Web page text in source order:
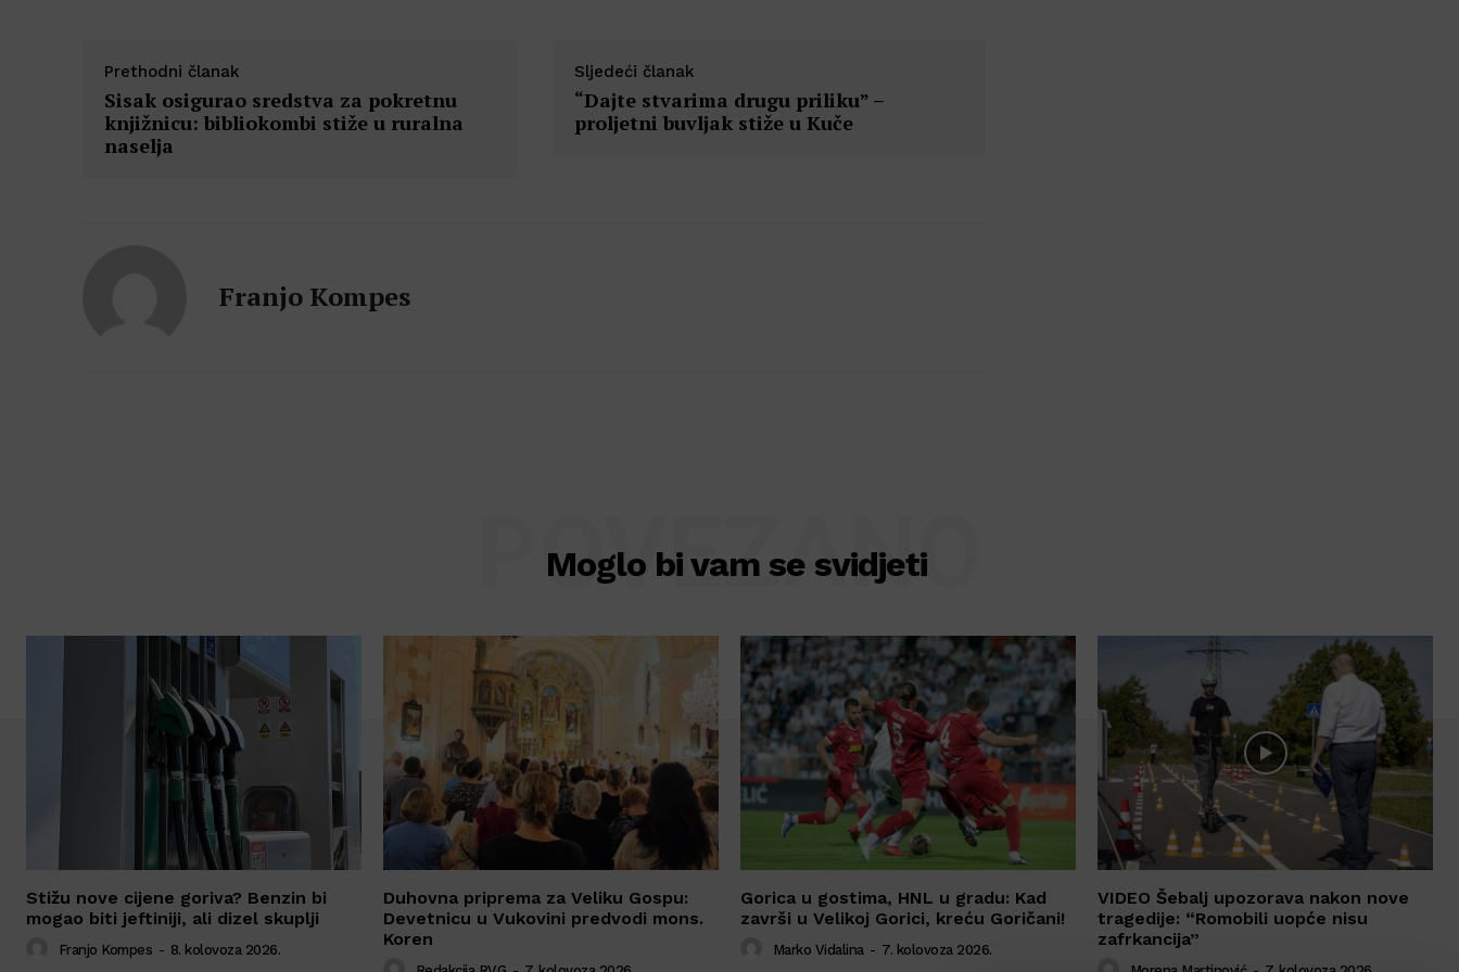
Prethodni članak
Sisak osigurao sredstva za pokretnu
knjižnicu: bibliokombi stiže u ruralna
naselja
Sljedeći članak
“Dajte stvarima drugu priliku” –
proljetni buvljak stiže u Kuče
Franjo Kompes
Moglo bi vam se svidjeti
POVEZANO
Stižu nove cijene goriva? Benzin bi
mogao biti jeftiniji, ali dizel skuplji
Franjo Kompes - 8. kolovoza 2026.
Duhovna priprema za Veliku Gospu:
Devetnicu u Vukovini predvodi mons.
Koren
Gorica u gostima, HNL u gradu: Kad
završi u Velikoj Gorici, kreću Goričani!
Marko Vidalina - 7. kolovoza 2026.
VIDEO Šebalj upozorava nakon nove
tragedije: “Romobili uopće nisu
zafrkancija”